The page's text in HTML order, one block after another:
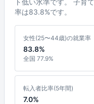
率は83.8%です。
女性(25〜44歳)の就業率
83.8%
全国 77.9%
転入者比率(5年間)
7.0%